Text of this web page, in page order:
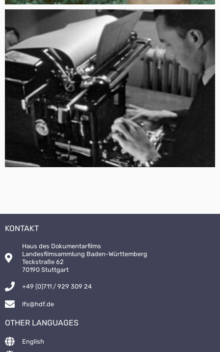
KONTAKT
Haus des Dokumentarfilms
Landesfilmsammlung Baden-Württemberg
Teckstraße 62
70190 Stuttgart
+49 (0)711 / 929 309 24
lfs@hdf.de
OTHER LANGUAGES
English